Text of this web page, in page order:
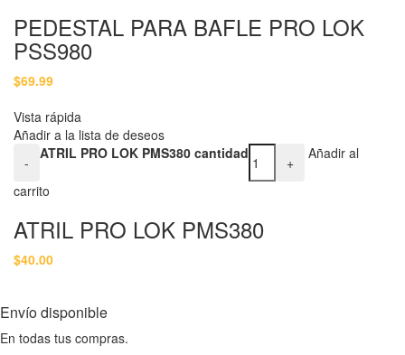
PEDESTAL PARA BAFLE PRO LOK
PSS980
$69.99
Vista rápida
Añadir a la lista de deseos
-
ATRIL PRO LOK PMS380 cantidad
+
Añadir al
carrito
ATRIL PRO LOK PMS380
$40.00
Envío disponible
En todas tus compras.